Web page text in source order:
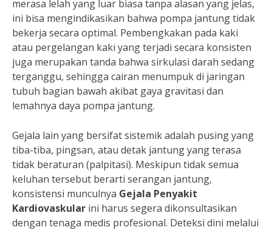
merasa lelah yang luar biasa tanpa alasan yang jelas,
ini bisa mengindikasikan bahwa pompa jantung tidak
bekerja secara optimal. Pembengkakan pada kaki
atau pergelangan kaki yang terjadi secara konsisten
juga merupakan tanda bahwa sirkulasi darah sedang
terganggu, sehingga cairan menumpuk di jaringan
tubuh bagian bawah akibat gaya gravitasi dan
lemahnya daya pompa jantung.
Gejala lain yang bersifat sistemik adalah pusing yang
tiba-tiba, pingsan, atau detak jantung yang terasa
tidak beraturan (palpitasi). Meskipun tidak semua
keluhan tersebut berarti serangan jantung,
konsistensi munculnya Gejala Penyakit
Kardiovaskular ini harus segera dikonsultasikan
dengan tenaga medis profesional. Deteksi dini melalui